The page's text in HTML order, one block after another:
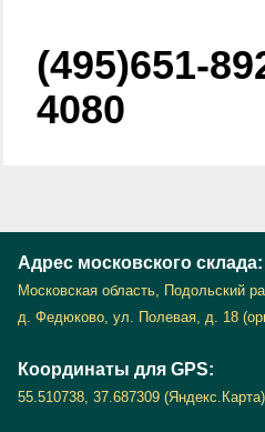
(495)651-
4080
Адрес московского склада:
Московская область, Подольский
д. Федюково, ул. Полевая, д. 18
Координаты для GPS:
55.510738, 37.687309 (Яндекс.Карта)